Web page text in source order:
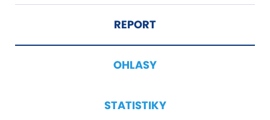
REPORT
OHLASY
STATISTIKY